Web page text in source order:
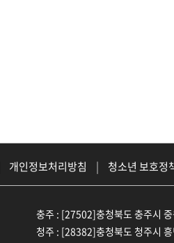
개인정보처리방침 |
청소년 보호정
충주 : [27502]충청북도 충주시
청주 : [28382]충청북도 청주시